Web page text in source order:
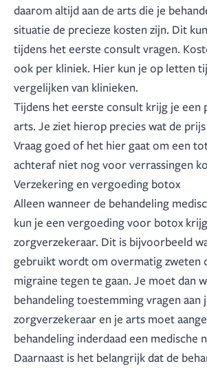
daarom altijd aan de arts die je
situatie de precieze kosten zijn. Dit
tijdens het eerste consult vragen.
ook per kliniek. Hier kun je op letten
vergelijken van klinieken.
Tijdens het eerste consult krijg je een
arts. Je ziet hierop precies wat de
Vraag goed of het hier gaat om een
achteraf niet nog voor verrassingen
Verzekering en vergoeding botox
Alleen wanneer de behandeling
kun je een vergoeding voor botox
zorgverzekeraar. Dit is bijvoorbeeld
gebruikt wordt om overmatig zweten
migraine tegen te gaan. Je moet dan
behandeling toestemming vragen aan
zorgverzekeraar en je arts moet
behandeling inderdaad een medische
Daarnaast is het belangrijk dat de